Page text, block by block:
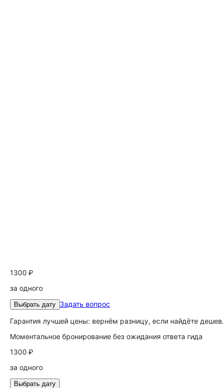
1300 ₽
за одного
Выбрать дату Задать вопрос
Гарантия лучшей цены: вернём разницу, если найдёте
Моментальное бронирование без ожидания ответа гида
1300 ₽
за одного
Выбрать дату